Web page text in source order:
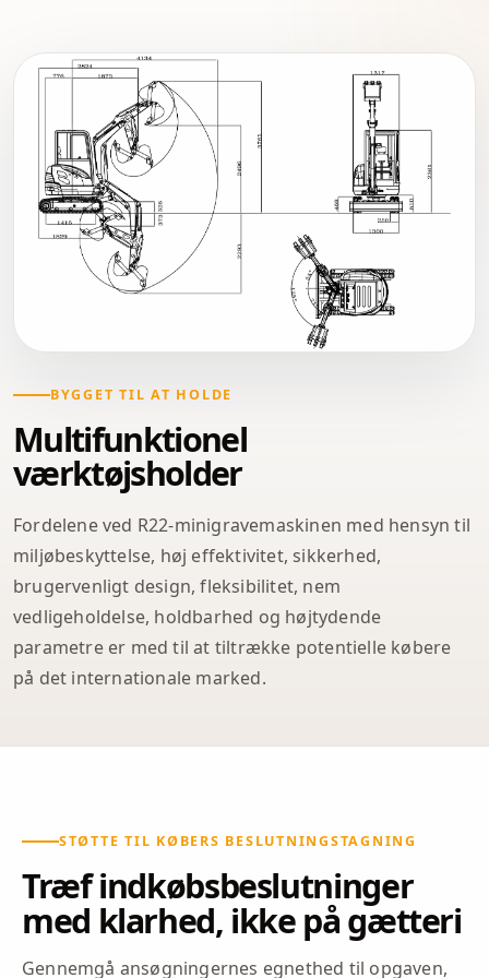
BYGGET TIL AT HOLDE
Multifunktionel
værktøjsholder
Fordelene ved R22-minigravemaskinen med hensyn til
miljøbeskyttelse, høj effektivitet, sikkerhed,
brugervenligt design, fleksibilitet, nem
vedligeholdelse, holdbarhed og højtydende
parametre er med til at tiltrække potentielle købere
på det internationale marked.
STØTTE TIL KØBERS BESLUTNINGSTAGNING
Træf indkøbsbeslutninger
med klarhed, ikke på gætteri
Gennemgå ansøgningernes egnethed til opgaven,